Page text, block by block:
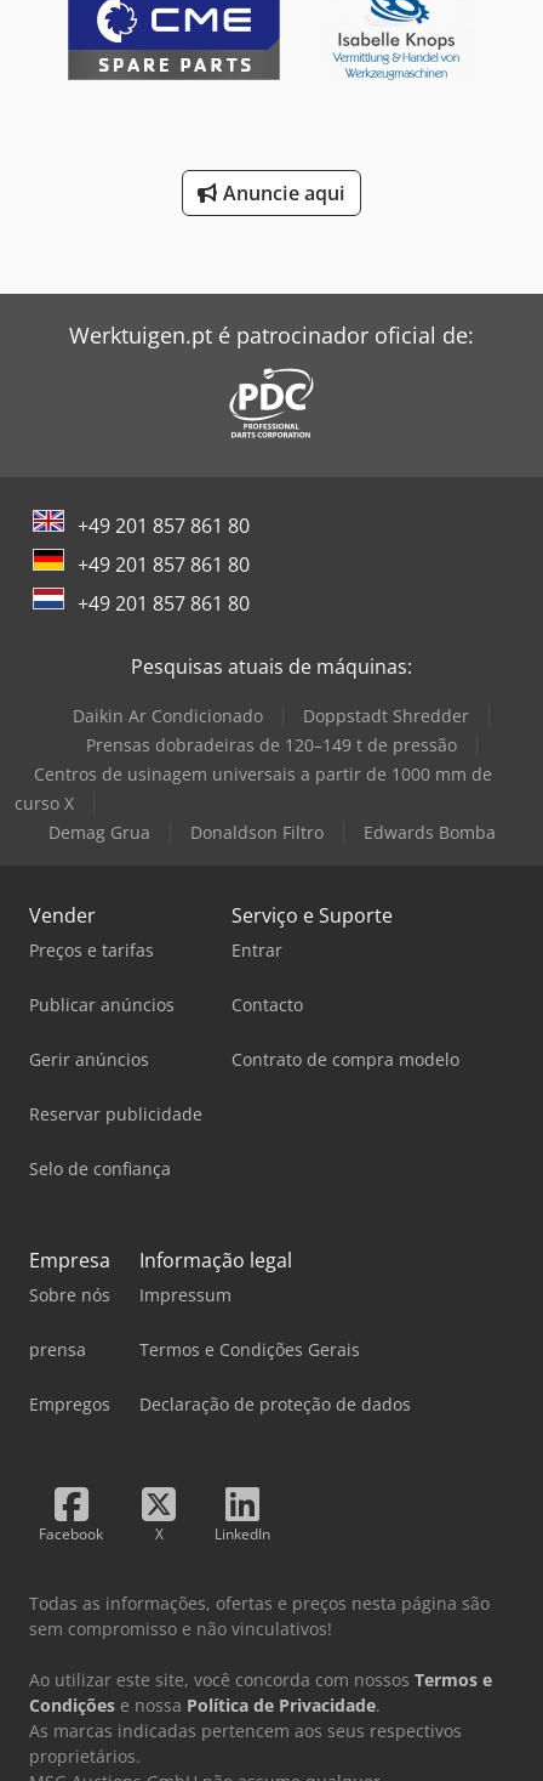
Anuncie aqui
Werktuigen.pt é patrocinador oficial de:
+49 201 857 861 80
+49 201 857 861 80
+49 201 857 861 80
Pesquisas atuais de máquinas:
Daikin Ar Condicionado
Doppstadt Shredder
Prensas dobradeiras de 120–149 t de pressão
Centros de usinagem universais a partir de 1000 mm de
curso X
Demag Grua
Donaldson Filtro Edwards Bomba
Vender
Preços e tarifas
Publicar anúncios
Gerir anúncios
Reservar publicidade
Selo de confiança
Serviço e Suporte
Entrar
Contacto
Contrato de compra modelo
Empresa
Sobre nós
prensa
Empregos
Informação legal
Impressum
Termos e Condições Gerais
Declaração de proteção de dados
Facebook X LinkedIn
Todas as informações, ofertas e preços nesta página são
sem compromisso e não vinculativos!
Ao utilizar este site, você concorda com nossos Termos e
Condições e nossa Política de Privacidade.
As marcas indicadas pertencem aos seus respectivos
proprietários.